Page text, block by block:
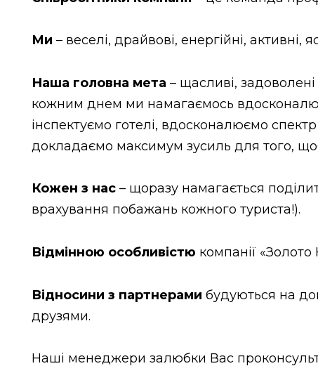
Ми – веселі, драйвові, енергійні,
Наша головна мета – щасливі,
кожним днем ми намагаємось
інспектуємо готелі, вдосконалюємо
докладаємо максимум зусиль для того,
Кожен з нас – щоразу намагається
врахування побажань кожного туриста!).
Відмінною особливістю компанії
Відносини з партнерами будуються на
друзями.
Наші менеджери залюбки Вас